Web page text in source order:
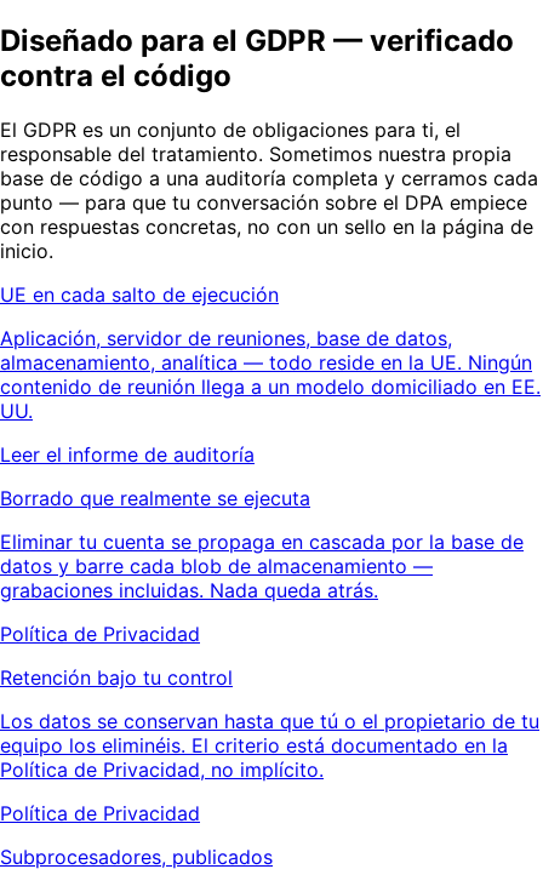
Diseñado para el GDPR — verificado
contra el código
El GDPR es un conjunto de obligaciones para ti, el
responsable del tratamiento. Sometimos nuestra propia
base de código a una auditoría completa y cerramos cada
punto — para que tu conversación sobre el DPA empiece
con respuestas concretas, no con un sello en la página de
inicio.
UE en cada salto de ejecución
Aplicación, servidor de reuniones, base de datos,
almacenamiento, analítica — todo reside en la UE. Ningún
contenido de reunión llega a un modelo domiciliado en EE.
UU.
Leer el informe de auditoría
Borrado que realmente se ejecuta
Eliminar tu cuenta se propaga en cascada por la base de
datos y barre cada blob de almacenamiento —
grabaciones incluidas. Nada queda atrás.
Política de Privacidad
Retención bajo tu control
Los datos se conservan hasta que tú o el propietario de tu
equipo los eliminéis. El criterio está documentado en la
Política de Privacidad, no implícito.
Política de Privacidad
Subprocesadores, publicados